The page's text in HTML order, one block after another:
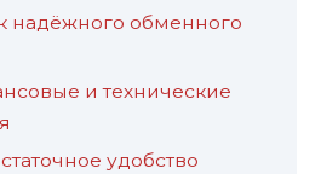
надёжного обменного
и технические
удобство